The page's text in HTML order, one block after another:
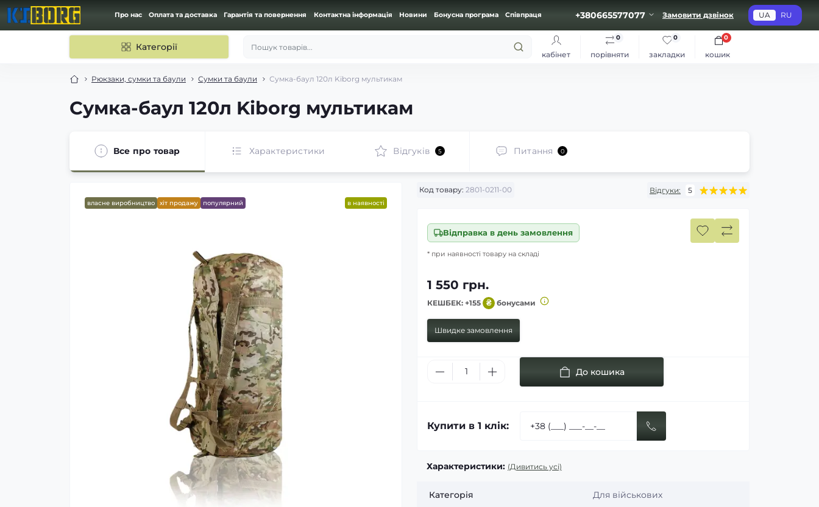
Про нас Оплата та доставка Гарантія та повернення Контактна інформація Новини Бонусна програма Співпраця +380665577077 Замовити дзвінок UA RU
Категорії
Пошук товарів...
кабінет
порівняти
0
закладки
0
кошик
0
Рюкзаки, сумки та баули Сумки та баули Сумка-баул 120л Kiborg мультикам
Сумка-баул 120л Kiborg мультикам
Все про товар Характеристики Відгуків 5 Питання 0
власне виробництво хіт продажу популярний в наявності
Код товару: 2801-0211-00 Відгуки: 5
Відправка в день замовлення
* при наявності товару на складі
1 550 грн.
КЕШБЕК: +155 ₴ бонусами
Швидке замовлення
До кошика
Купити в 1 клік:
Характеристики: (Дивитись усі)
Категорія Для військових